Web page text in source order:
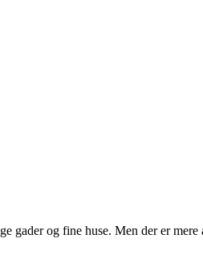
gader og fine huse. Men der er mere